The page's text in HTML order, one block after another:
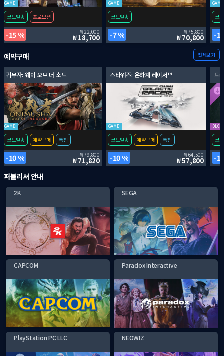
GAME
코드발송 프로모션
15 % 22,000
18,700
GAME
코드발송
7 % 75,800
70,800
GAME
코
예약구매 전체보기
귀무자: 웨이 오브 더 소드
GAME
코드발송 예약구매 특전
10 % 79,800
71,820
스타워즈: 은하계 레이서™
GAME
코드발송 예약구매 특전
10 % 64,500
57,800
드
DLC
코
퍼블리셔 안내
2K SEGA
CAPCOM Paradox Interactive
PlayStation PC LLC NEOWIZ